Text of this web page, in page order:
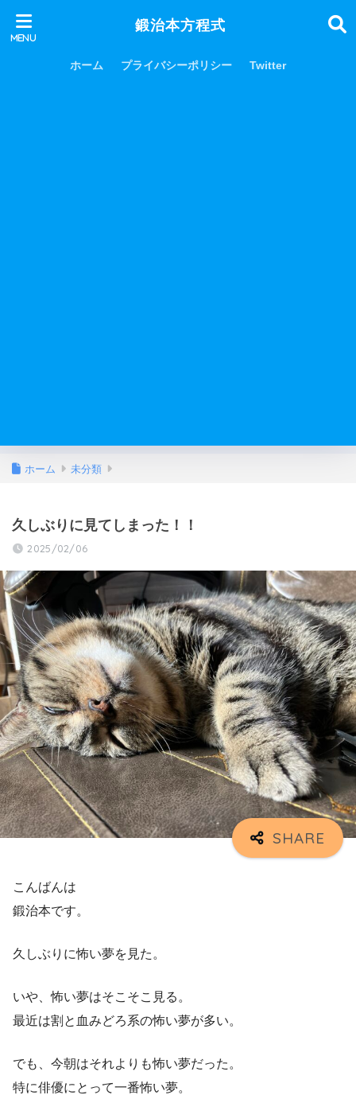
鍛治本方程式
ホーム プライバシーポリシー Twitter
ホーム 未分類
久しぶりに見てしまった！！
2025/02/06
こんばんは
鍛治本です。
久しぶりに怖い夢を見た。
いや、怖い夢はそこそこ見る。
最近は割と血みどろ系の怖い夢が多い。
でも、今朝はそれよりも怖い夢だった。
特に俳優にとって一番怖い夢。